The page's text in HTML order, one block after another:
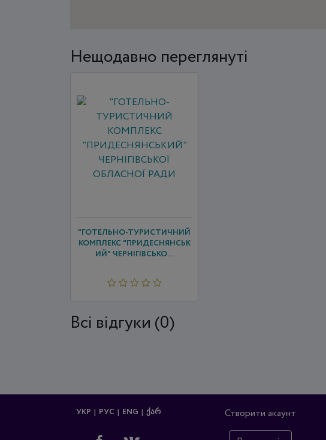
Нещодавно переглянуті
"ГОТЕЛЬНО-ТУРИСТИЧНИЙ
КОМПЛЕКС "ПРИДЕСНЯНСЬК
ИЙ" ЧЕРНІГІВСЬКО...
Всi відгуки (0)
УКР РУС ENG ᲥᲐᲠ Створити акаунт